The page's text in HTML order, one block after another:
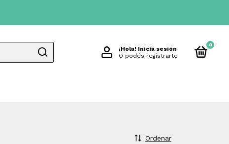
¡Hola! Iniciá sesión
O podés registrarte
0
Ordenar